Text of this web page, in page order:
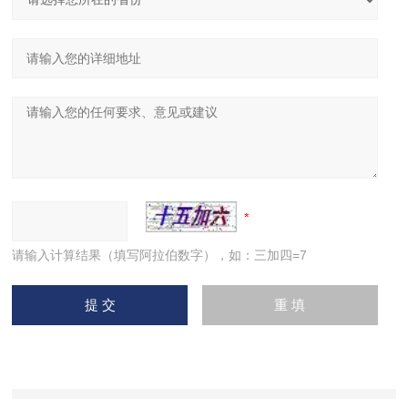
请输入计算结果（填写阿拉伯数字），如：三加四=7